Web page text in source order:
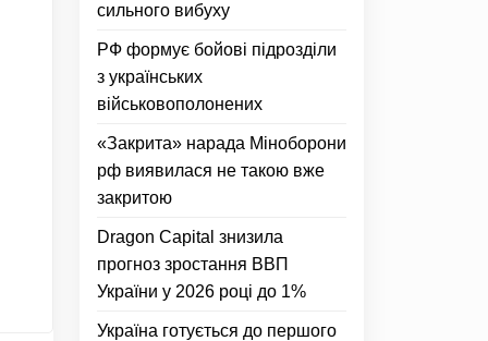
сильного вибуху
РФ формує бойові підрозділи
з українських
військовополонених
«Закрита» нарада Міноборони
рф виявилася не такою вже
закритою
Dragon Capital знизила
прогноз зростання ВВП
України у 2026 році до 1%
Україна готується до першого